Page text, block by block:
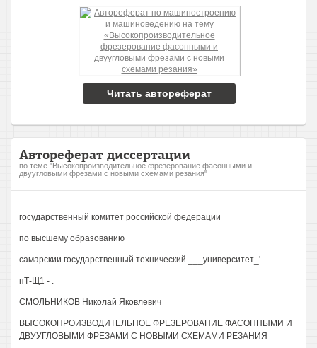
Читать автореферат
Автореферат диссертации
по теме "Высокопроизводительное фрезерование фасонными и
двуугловыми фрезами с новыми схемами резания"
государственный комитет российской федерации
по высшему образованию
самарскии государственный технический ___университет_'
пТ-Щ1 - :
СМОЛЬНИКОВ Николай Яковлевич
ВЫСОКОПРОИЗВОДИТЕЛЬНОЕ ФРЕЗЕРОВАНИЕ ФАСОННЫМИ И
ДВУУГЛОВЫМИ ФРЕЗАМИ С НОВЫМИ СХЕМАМИ РЕЗАНИЯ